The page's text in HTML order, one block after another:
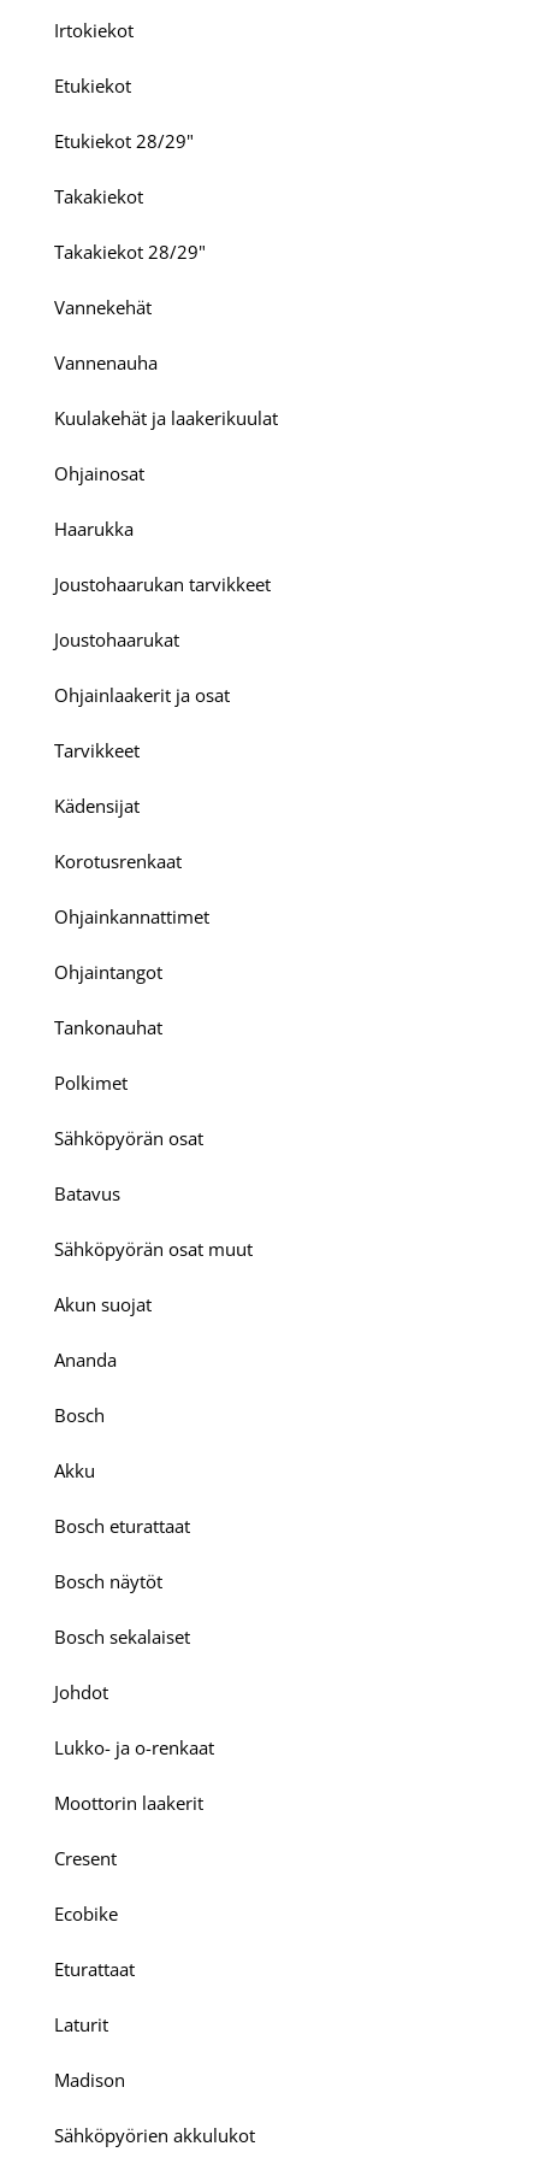
Irtokiekot
Etukiekot
Etukiekot 28/29"
Takakiekot
Takakiekot 28/29"
Vannekehät
Vannenauha
Kuulakehät ja laakerikuulat
Ohjainosat
Haarukka
Joustohaarukan tarvikkeet
Joustohaarukat
Ohjainlaakerit ja osat
Tarvikkeet
Kädensijat
Korotusrenkaat
Ohjainkannattimet
Ohjaintangot
Tankonauhat
Polkimet
Sähköpyörän osat
Batavus
Sähköpyörän osat muut
Akun suojat
Ananda
Bosch
Akku
Bosch eturattaat
Bosch näytöt
Bosch sekalaiset
Johdot
Lukko- ja o-renkaat
Moottorin laakerit
Cresent
Ecobike
Eturattaat
Laturit
Madison
Sähköpyörien akkulukot